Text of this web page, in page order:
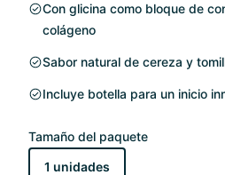
Con glicina como bloque de
colágeno
Sabor natural de cereza y
Incluye botella para un inicio
Tamaño del paquete
1 unidades